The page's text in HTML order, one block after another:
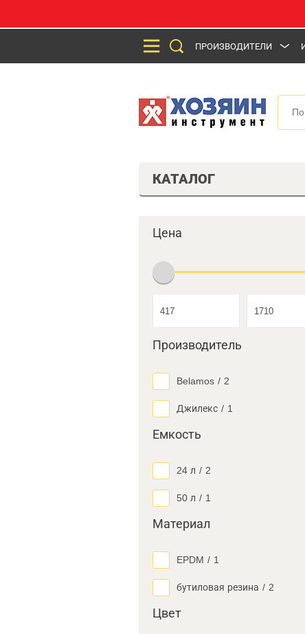
ПРОИЗВОДИТЕЛИ
КАТАЛОГ
Цена
Производитель
Belamos / 2
Джилекс / 1
Емкость
24 л / 2
50 л / 1
Материал
EPDM / 1
бутиловая резина / 2
Цвет